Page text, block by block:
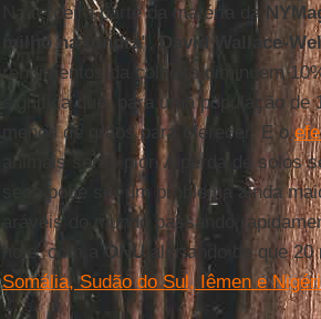
Na terceira parte da matéria da
milho na tundra”,David Wallace-
rendimentos da colheita diminuem
significa que, para uma população
menos de grãos para oferecer. E o
animais serão pior. A perda de solos
seca pode ser um problema ainda
aráveis do mundo passando
hoje, com aONU alertando de que
Somália, Sudão do Sul, Iêmen e